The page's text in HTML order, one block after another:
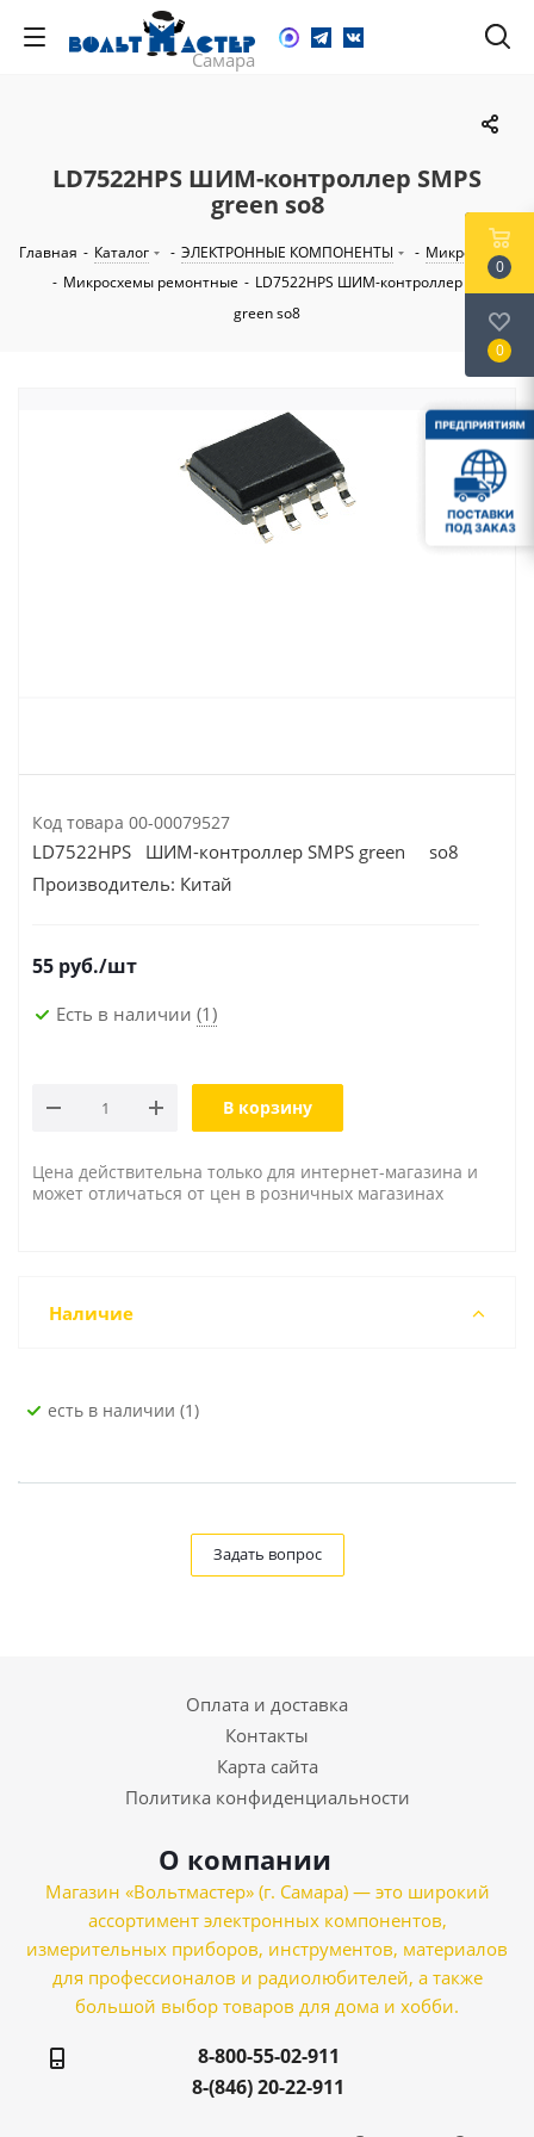
LD7522HPS ШИМ-контроллер SMPS
green so8
Главная - Каталог - ЭЛЕКТРОННЫЕ КОМПОНЕНТЫ - Микросхемы
- Микросхемы ремонтные - LD7522HPS ШИМ-контроллер SMPS
green so8
Код товара 00-00079527
LD7522HPS ШИМ-контроллер SMPS green so8
Производитель: Китай
55 руб./шт
Есть в наличии (1)
В корзину
Цена действительна только для интернет-магазина и
может отличаться от цен в розничных магазинах
Наличие
Есть в наличии (1)
Задать вопрос
Оплата и доставка
Контакты
Карта сайта
Политика конфиденциальности
О компании
Магазин «Вольтмастер» (г. Самара) — это широкий
ассортимент электронных компонентов,
измерительных приборов, инструментов, материалов
для профессионалов и радиолюбителей, а также
большой выбор товаров для дома и хобби.
8-800-55-02-911
8-(846) 20-22-911
0
0